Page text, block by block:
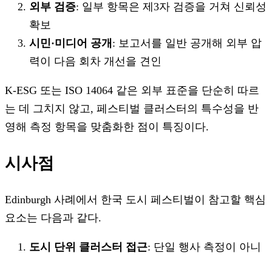
외부 검증: 일부 항목은 제3자 검증을 거쳐 신뢰성
확보
시민·미디어 공개 : 보고서를 일반 공개해 외부 압
력이 다음 회차 개선을 견인
K-ESG 또는 ISO 14064 같은 외부 표준을 단순히 따르
는 데 그치지 않고, 페스티벌 클러스터의 특수성을 반
영해 측정 항목을 맞춤화한 점이 특징이다.
시사점
Edinburgh 사례에서 한국 도시 페스티벌이 참고할 핵심
요소는 다음과 같다.
도시 단위 클러스터 접근: 단일 행사 측정이 아니